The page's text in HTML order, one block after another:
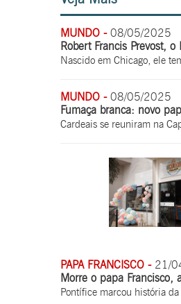
MUNDO -08/05/2025
Robert Francis Prevost,
Nascido em Chicago, ele
MUNDO -08/05/2025
Fumaça branca: novo
Cardeais se reuniram na
PAPA FRANCISCO -21/
Morre o papa Francisco,
Pontífice marcou história